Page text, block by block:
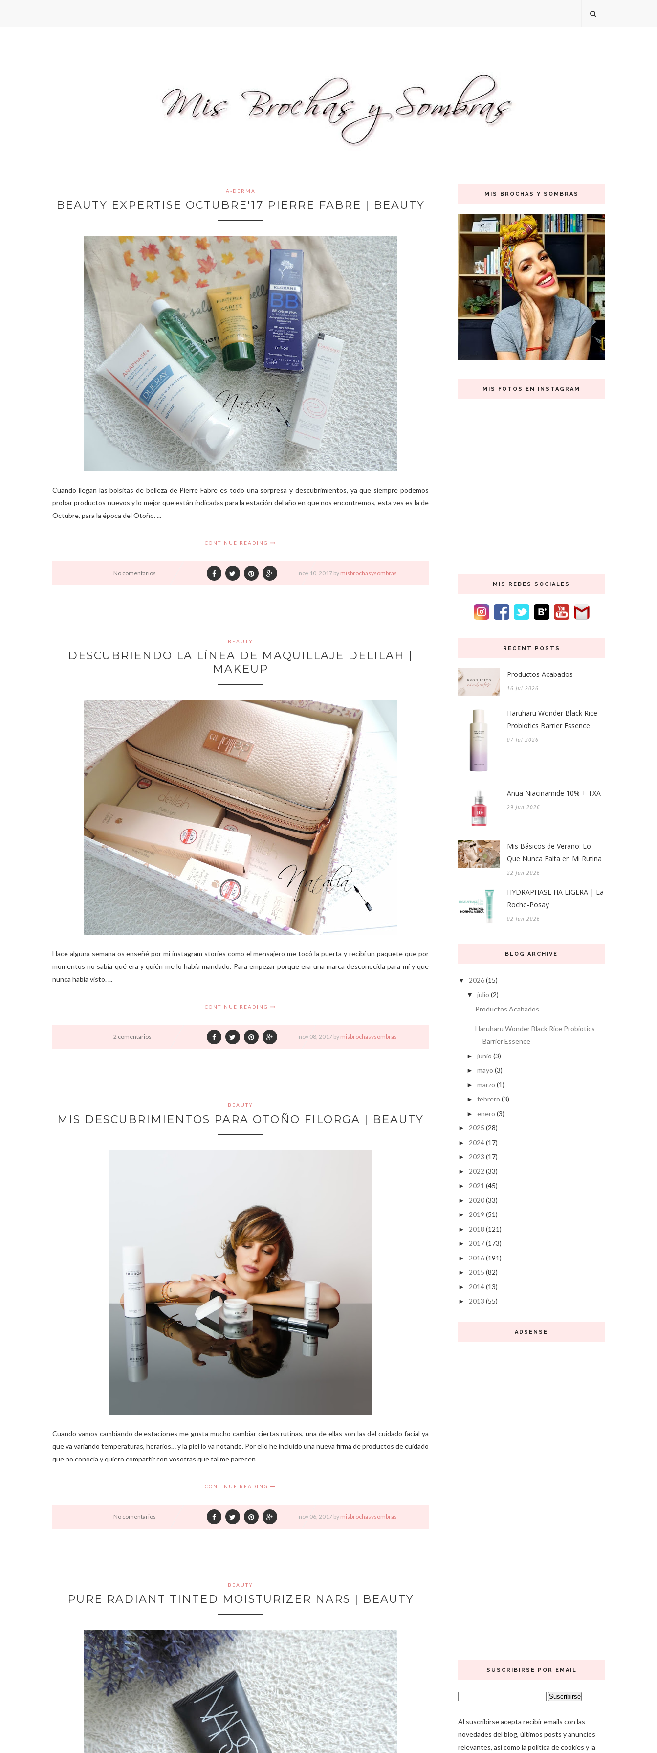
A-DERMA
BEAUTY EXPERTISE OCTUBRE'17 PIERRE FABRE | BEAUTY
Cuando llegan las bolsitas de belleza de Pierre Fabre es todo una sorpresa y descubrimientos, ya que siempre podemos
probar productos nuevos y lo mejor que están indicadas para la estación del año en que nos encontremos, esta ves es la de
Octubre, para la época del Otoño. ...
CONTINUE READING
No comentarios nov 10, 2017 by misbrochasysombras
BEAUTY
DESCUBRIENDO LA LÍNEA DE MAQUILLAJE DELILAH |
MAKEUP
Hace alguna semana os enseñé por mi instagram stories como el mensajero me tocó la puerta y recibí un paquete que por
momentos no sabía qué era y quién me lo había mandado. Para empezar porque era una marca desconocida para mí y que
nunca había visto. ...
CONTINUE READING
2 comentarios nov 08, 2017 by misbrochasysombras
BEAUTY
MIS DESCUBRIMIENTOS PARA OTOÑO FILORGA | BEAUTY
Cuando vamos cambiando de estaciones me gusta mucho cambiar ciertas rutinas, una de ellas son las del cuidado facial ya
que va variando temperaturas, horarios… y la piel lo va notando. Por ello he incluido una nueva firma de productos de cuidado
que no conocía y quiero compartir con vosotras que tal me parecen. ...
CONTINUE READING
No comentarios nov 06, 2017 by misbrochasysombras
BEAUTY
PURE RADIANT TINTED MOISTURIZER NARS | BEAUTY
MIS BROCHAS Y SOMBRAS
MIS FOTOS EN INSTAGRAM
MIS REDES SOCIALES
RECENT POSTS
Productos Acabados
16 Jul 2026
Haruharu Wonder Black Rice
Probiotics Barrier Essence
07 Jul 2026
Anua Niacinamide 10% + TXA
29 Jun 2026
Mis Básicos de Verano: Lo
Que Nunca Falta en Mi Rutina
22 Jun 2026
HYDRAPHASE HA LIGERA | La
Roche-Posay
02 Jun 2026
BLOG ARCHIVE
▼ 2026(15)
▼ julio (2)
Productos Acabados
Haruharu Wonder Black Rice Probiotics
Barrier Essence
► junio (3)
► mayo (3)
► marzo (1)
► febrero (3)
► enero (3)
► 2025 (28)
► 2024(17)
► 2023 (17)
► 2022 (33)
► 2021 (45)
► 2020(33)
► 2019 (51)
► 2018 (121)
► 2017(173)
► 2016(191)
► 2015 (82)
► 2014(13)
► 2013 (55)
ADSENSE
SUSCRIBIRSE POR EMAIL
Al suscribirse acepta recibir emails con las
novedades del blog, últimos posts y anuncios
relevantes, así como la política de cookies y la